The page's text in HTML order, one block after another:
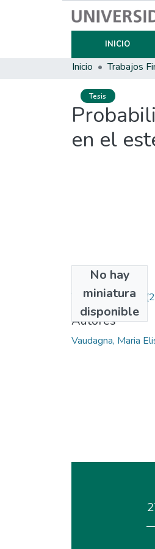
INICIO
Inicio
Tesis
en el
No hay
miniatura
disponible
Archivos
TGF_para_cd.mdi
Autores
Vaudagna, Maria